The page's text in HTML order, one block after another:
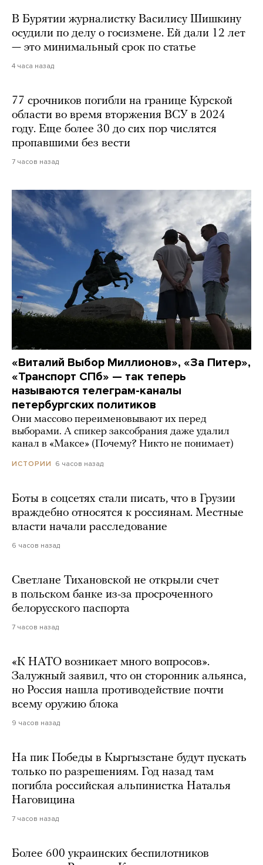
В Бурятии журналистку Василису Шишкину
осудили по делу о госизмене. Ей дали 12 лет
— это минимальный срок по статье
4 часа назад
77 срочников погибли на границе Курской
области во время вторжения ВСУ в 2024
году. Еще более 30 до сих пор числятся
пропавшими без вести
7 часов назад
«Виталий Выбор Миллионов», «За Питер»,
«Транспорт СПб» — так теперь
называются телеграм-каналы
петербургских политиков
Они массово переименовывают их перед
выборами. А спикер заксобрания даже удалил
канал в «Максе» (Почему? Никто не понимает)
ИСТОРИИ 6 часов назад
Боты в соцсетях стали писать, что в Грузии
враждебно относятся к россиянам. Местные
власти начали расследование
6 часов назад
Светлане Тихановской не открыли счет
в польском банке из-за просроченного
белорусского паспорта
7 часов назад
«К НАТО возникает много вопросов».
Залужный заявил, что он сторонник альянса,
но Россия нашла противодействие почти
всему оружию блока
9 часов назад
На пик Победы в Кыргызстане будут пускать
только по разрешениям. Год назад там
погибла российская альпинистка Наталья
Наговицина
7 часов назад
Более 600 украинских беспилотников